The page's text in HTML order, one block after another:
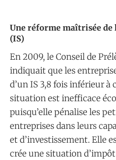
​Une réforme maîtrisée de
(IS)
En 2009, le Conseil de
indiquait que les
d’un IS 3,8 fois inférieur à
situation est inefficace
puisqu’elle pénalise les
entreprises dans leurs
et d’investissement. Elle
crée une situation